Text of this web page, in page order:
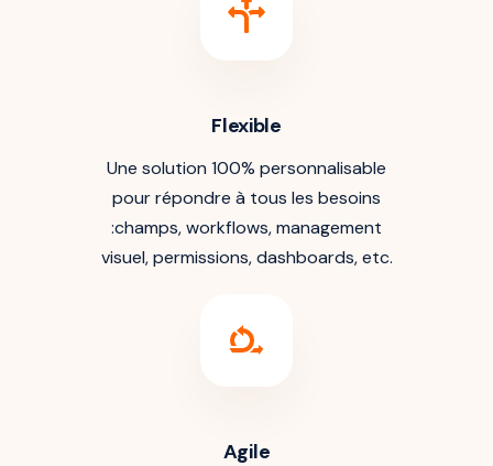
Flexible
Une solution 100% personnalisable
pour répondre à tous les besoins
:champs, workflows, management
visuel, permissions, dashboards, etc.
Agile